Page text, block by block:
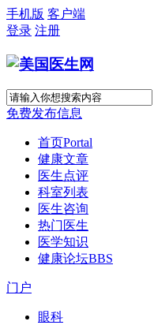
手机版 客户端
登录 注册
免费发布信息
首页Portal
健康文章
医生点评
科室列表
医生咨询
热门医生
医学知识
健康论坛BBS
门户
眼科